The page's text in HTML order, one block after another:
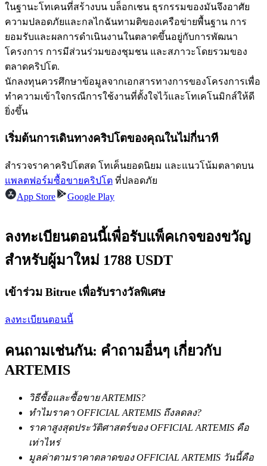
เพลิดเพลินกับการแบ่งปันผลกำไรและค่าคอมมิชชั่นการคัด
ลอกการซื้อขาย
แนะนำ
คู่มือเริ่มต้นฟิวเจอร์ส
ในฐานะโทเคนที่สร้างบน บล็อกเชน ธุรกรรมของมันจึงอาศัย
ความปลอดภัยและกลไกฉันทามติของเครือข่ายพื้นฐาน การ
ยอมรับและผลการดำเนินงานในตลาดขึ้นอยู่กับการพัฒนา
โครงการ การมีส่วนร่วมของชุมชน และสภาวะโดยรวมของ
ตลาดคริปโต.
นักลงทุนควรศึกษาข้อมูลจากเอกสารทางการของโครงการเพื่อ
ทำความเข้าใจกรณีการใช้งานที่ตั้งใจไว้และโทเคโนมิกส์ให้ดี
ยิ่งขึ้น
เริ่มต้นการเดินทางคริปโตของคุณในไม่กี่นาที
สำรวจราคาคริปโตสด โทเค็นยอดนิยม และแนวโน้มตลาดบน
แพลตฟอร์มซื้อขายคริปโต ที่ปลอดภัย
App Store
Google Play
ลงทะเบียนตอนนี้เพื่อรับแพ็คเกจของขวัญ
สำหรับผู้มาใหม่ 1788 USDT
เข้าร่วม Bitrue เพื่อรับรางวัลพิเศษ
ลงทะเบียนตอนนี้
คนถามเช่นกัน: คำถามอื่นๆ เกี่ยวกับ
ARTEMIS
วิธีซื้อและซื้อขาย ARTEMIS?
ทำไมราคา OFFICIAL ARTEMIS ถึงลดลง?
ราคาสูงสุดประวัติศาสตร์ของ OFFICIAL ARTEMIS คือ
เท่าไหร่
มูลค่าตามราคาตลาดของ OFFICIAL ARTEMIS วันนี้คือ